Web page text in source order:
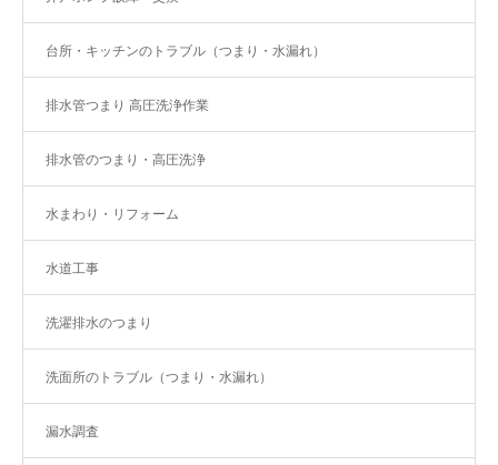
台所・キッチンのトラブル（つまり・水漏れ）
排水管つまり 高圧洗浄作業
排水管のつまり・高圧洗浄
水まわり・リフォーム
水道工事
洗濯排水のつまり
洗面所のトラブル（つまり・水漏れ）
漏水調査